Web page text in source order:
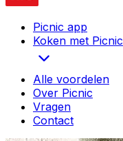
Picnic app
Koken met Picnic
Alle voordelen
Over Picnic
Vragen
Contact